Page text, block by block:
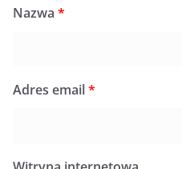
Nazwa *
Adres email*